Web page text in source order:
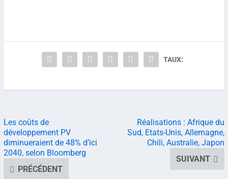
TAUX:
Les coûts de
développement PV
diminueraient de 48% d’ici
2040, selon Bloomberg
PRÉCÉDENT
Réalisations : Afrique du
Sud, Etats-Unis, Allemagne,
Chili, Australie, Japon
SUIVANT